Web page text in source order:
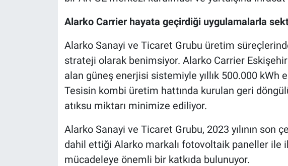
Alarko Carrier hayata geçirdiği uygulamalarla
Alarko Sanayi ve Ticaret Grubu üretim
strateji olarak benimsiyor. Alarko Carrier Eskişehir
alan güneş enerjisi sistemiyle yıllık 500.000
Tesisin kombi üretim hattında kurulan geri
atıksu miktarı minimize ediliyor.
Alarko Sanayi ve Ticaret Grubu, 2023 yılının son
dahil ettiği Alarko markalı fotovoltaik paneller ile
mücadeleye önemli bir katkıda bulunuyor.